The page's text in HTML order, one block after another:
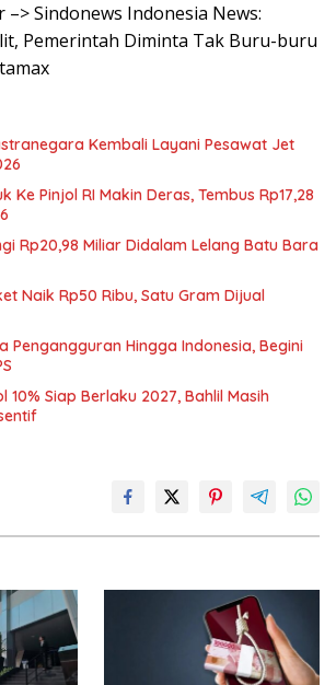
Sindonews Indonesia News:
Pemerintah Diminta Tak Buru-buru
Kembali Layani Pesawat Jet
Ke Pinjol RI Makin Deras, Tembus Rp17,28
Rp20,98 Miliar Didalam Lelang Batu Bara
Naik Rp50 Ribu, Satu Gram Dijual
Pengangguran Hingga Indonesia, Begini
10% Siap Berlaku 2027, Bahlil Masih